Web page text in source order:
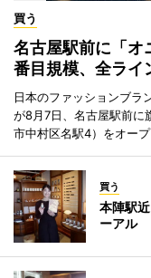
買う
名古屋駅前に「
番目規模、全ライ
日本のファッションブラ
が8月7日、名古屋駅前に
市中村区名駅4）をオープ
買う
本陣駅
ーアル